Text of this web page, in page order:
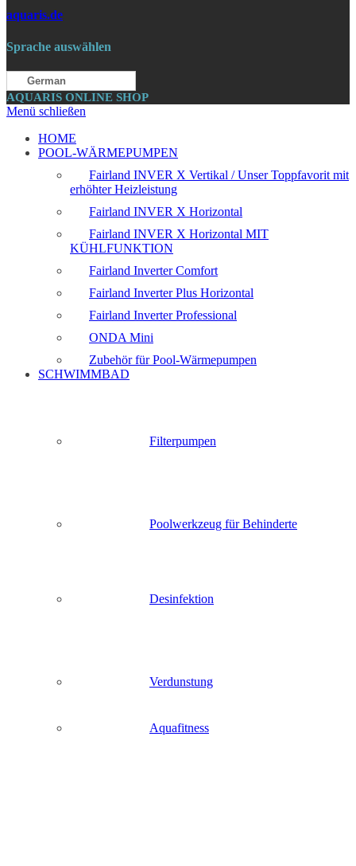
aquaris.de
Sprache auswählen
German
AQUARIS ONLINE SHOP
Menü schließen
HOME
POOL-WÄRMEPUMPEN
Fairland INVER X Vertikal / Unser Toppfavorit mit
erhöhter Heizleistung
Fairland INVER X Horizontal
Fairland INVER X Horizontal MIT
KÜHLFUNKTION
Fairland Inverter Comfort
Fairland Inverter Plus Horizontal
Fairland Inverter Professional
ONDA Mini
Zubehör für Pool-Wärmepumpen
SCHWIMMBAD
Filterpumpen
Poolwerkzeug für Behinderte
Desinfektion
Verdunstung
Aquafitness